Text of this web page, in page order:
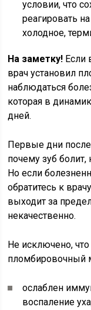
условии, что
реагировать
холодное,
На заметку! Если
врач установил
наблюдаться
которая в
дней.
Первые дни
почему зуб болит,
Но если
обратитесь к
выходит за
некачественно.
Не исключено,
пломбировочный
ослаблен
воспаление